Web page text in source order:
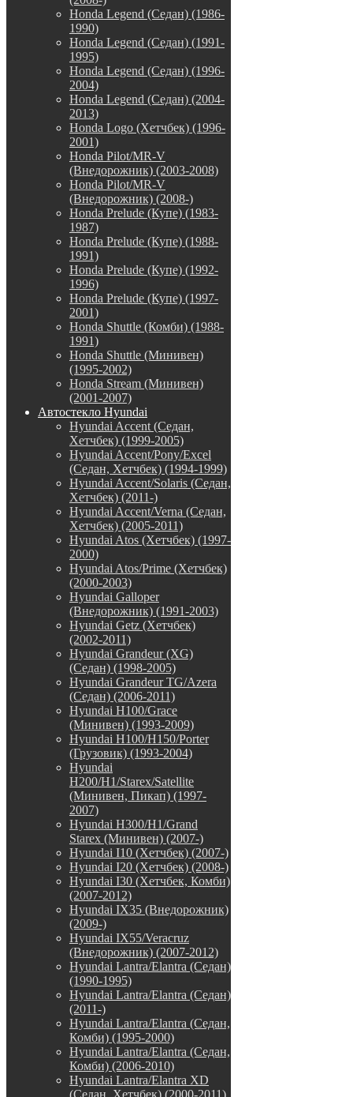
Honda Legend (Седан) (1986-
1990)
Honda Legend (Седан) (1991-
1995)
Honda Legend (Седан) (1996-
2004)
Honda Legend (Седан) (2004-
2013)
Honda Logo (Хетчбек) (1996-
2001)
Honda Pilot/MR-V
(Внедорожник) (2003-2008)
Honda Pilot/MR-V
(Внедорожник) (2008-)
Honda Prelude (Купе) (1983-
1987)
Honda Prelude (Купе) (1988-
1991)
Honda Prelude (Купе) (1992-
1996)
Honda Prelude (Купе) (1997-
2001)
Honda Shuttle (Комби) (1988-
1991)
Honda Shuttle (Минивен)
(1995-2002)
Honda Stream (Минивен)
(2001-2007)
Автостекло Hyundai
Hyundai Accent (Седан,
Хетчбек) (1999-2005)
Hyundai Accent/Pony/Excel
(Седан, Хетчбек) (1994-1999)
Hyundai Accent/Solaris (Седан,
Хетчбек) (2011-)
Hyundai Accent/Verna (Седан,
Хетчбек) (2005-2011)
Hyundai Atos (Хетчбек) (1997-
2000)
Hyundai Atos/Prime (Хетчбек)
(2000-2003)
Hyundai Galloper
(Внедорожник) (1991-2003)
Hyundai Getz (Хетчбек)
(2002-2011)
Hyundai Grandeur (XG)
(Седан) (1998-2005)
Hyundai Grandeur TG/Azera
(Седан) (2006-2011)
Hyundai H100/Grace
(Минивен) (1993-2009)
Hyundai H100/H150/Porter
(Грузовик) (1993-2004)
Hyundai
H200/H1/Starex/Satellite
(Минивен, Пикап) (1997-
2007)
Hyundai H300/H1/Grand
Starex (Минивен) (2007-)
Hyundai I10 (Хетчбек) (2007-)
Hyundai I20 (Хетчбек) (2008-)
Hyundai I30 (Хетчбек, Комби)
(2007-2012)
Hyundai IX35 (Внедорожник)
(2009-)
Hyundai IX55/Veracruz
(Внедорожник) (2007-2012)
Hyundai Lantra/Elantra (Седан)
(1990-1995)
Hyundai Lantra/Elantra (Седан)
(2011-)
Hyundai Lantra/Elantra (Седан,
Комби) (1995-2000)
Hyundai Lantra/Elantra (Седан,
Комби) (2006-2010)
Hyundai Lantra/Elantra XD
(Седан, Хетчбек) (2000-2011)